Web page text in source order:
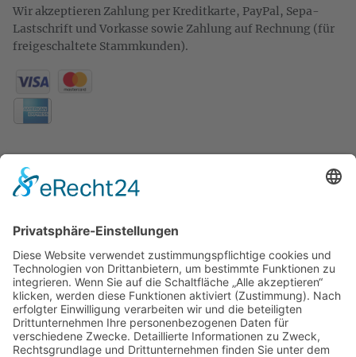
Wir akzeptieren Zahlung per Kreditkarte, PayPal, Sepa-
Lastschrift und Vorkasse sowie Zahlung auf Rechnung (für
freigeschaltete Stammkunden).
KONTAKT
Spezialitäten aus Österreich
Daimlerstr. 21
50859 Köln
Telefon: 02234 802701
Fax: 02234 986145
Abholung und Verkauf
im Lagerausschließlich